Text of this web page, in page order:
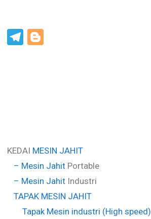
T
KEDAI MESIN JAHIT
– Mesin Jahit Portable
– Mesin Jahit Industri
TAPAK MESIN JAHIT
Tapak Mesin industri (High speed)